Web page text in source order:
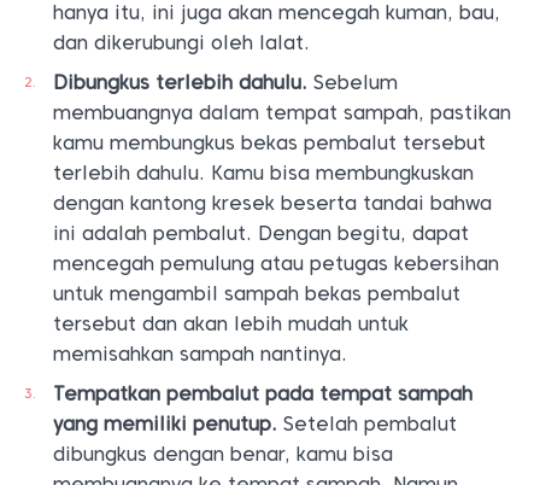
hanya itu, ini juga akan mencegah kuman, bau,
dan dikerubungi oleh lalat.
Dibungkus terlebih dahulu. Sebelum
membuangnya dalam tempat sampah, pastikan
kamu membungkus bekas pembalut tersebut
terlebih dahulu. Kamu bisa membungkuskan
dengan kantong kresek beserta tandai bahwa
ini adalah pembalut. Dengan begitu, dapat
mencegah pemulung atau petugas kebersihan
untuk mengambil sampah bekas pembalut
tersebut dan akan lebih mudah untuk
memisahkan sampah nantinya.
Tempatkan pembalut pada tempat sampah
yang memiliki penutup. Setelah pembalut
dibungkus dengan benar, kamu bisa